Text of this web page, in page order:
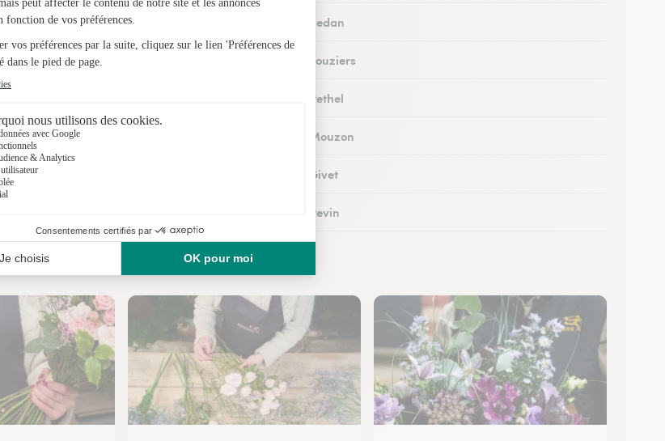
Fleuristes à Sedan
Fleuristes à Vouziers
Fleuristes à Rethel
Fleuristes à Mouzon
Fleuristes à Givet
Fleuristes à Revin
Nos fleuristes à Vandy